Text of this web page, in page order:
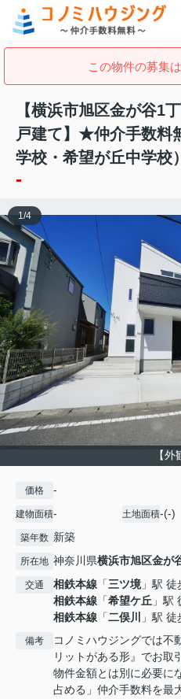
この物件の募集
【横浜市旭区金が谷1
戸建て】★仲介手数料
学校・希望が丘中学校）
-
【外
1/4
価格 -
建物面積- 土地面積-(-)
築年数 新築
所在地 神奈川県横浜市旭区金が
交通 相鉄本線 「三ツ境」駅 徒
相鉄本線 「希望ケ丘 」駅
相鉄本線 「二俣川 」駅
備考
コノミハウジングでは不
リットがある形』でお取
物件金額とは別に必要に
占める」仲介手数料を最